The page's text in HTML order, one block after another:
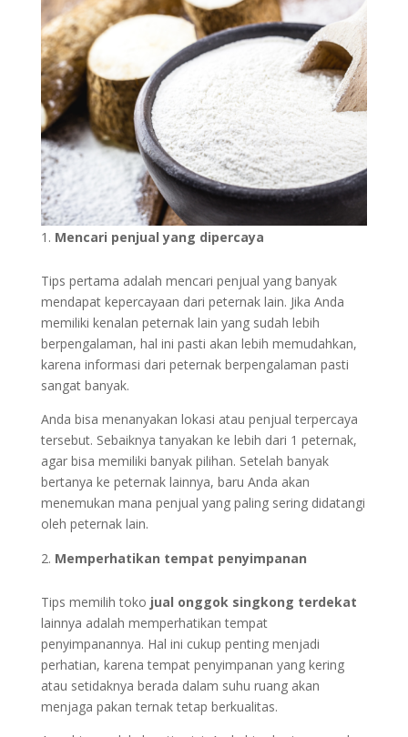
Mencari penjual yang dipercaya
Tips pertama adalah mencari penjual yang banyak
mendapat kepercayaan dari peternak lain. Jika Anda
memiliki kenalan peternak lain yang sudah lebih
berpengalaman, hal ini pasti akan lebih memudahkan,
karena informasi dari peternak berpengalaman pasti
sangat banyak.
Anda bisa menanyakan lokasi atau penjual terpercaya
tersebut. Sebaiknya tanyakan ke lebih dari 1 peternak,
agar bisa memiliki banyak pilihan. Setelah banyak
bertanya ke peternak lainnya, baru Anda akan
menemukan mana penjual yang paling sering didatangi
oleh peternak lain.
Memperhatikan tempat penyimpanan
Tips memilih toko jual onggok singkong terdekat
lainnya adalah memperhatikan tempat
penyimpanannya. Hal ini cukup penting menjadi
perhatian, karena tempat penyimpanan yang kering
atau setidaknya berada dalam suhu ruang akan
menjaga pakan ternak tetap berkualitas.